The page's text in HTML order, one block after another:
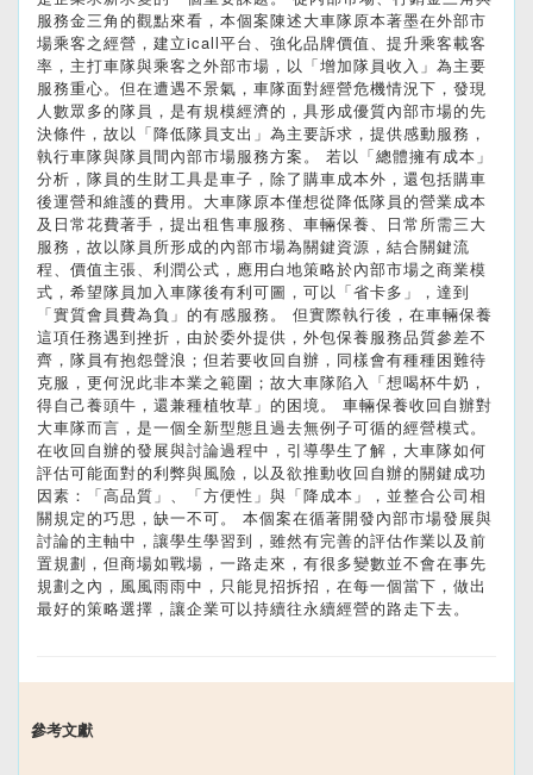
服務金三角的觀點來看，本個案陳述大車隊原本著墨在外部市
場乘客之經營，建立icall平台、強化品牌價值、提升乘客載客
率，主打車隊與乘客之外部市場，以「增加隊員收入」為主要
服務重心。但在遭遇不景氣，車隊面對經營危機情況下，發現
人數眾多的隊員，是有規模經濟的，具形成優質內部市場的先
決條件，故以「降低隊員支出」為主要訴求，提供感動服務，
執行車隊與隊員間內部市場服務方案。 若以「總體擁有成本」
分析，隊員的生財工具是車子，除了購車成本外，還包括購車
後運營和維護的費用。大車隊原本僅想從降低隊員的營業成本
及日常花費著手，提出租售車服務、車輛保養、日常所需三大
服務，故以隊員所形成的內部市場為關鍵資源，結合關鍵流
程、價值主張、利潤公式，應用白地策略於內部市場之商業模
式，希望隊員加入車隊後有利可圖，可以「省卡多」，達到
「實質會員費為負」的有感服務。 但實際執行後，在車輛保養
這項任務遇到挫折，由於委外提供，外包保養服務品質參差不
齊，隊員有抱怨聲浪；但若要收回自辦，同樣會有種種困難待
克服，更何況此非本業之範圍；故大車隊陷入「想喝杯牛奶，
得自己養頭牛，還兼種植牧草」的困境。 車輛保養收回自辦對
大車隊而言，是一個全新型態且過去無例子可循的經營模式。
在收回自辦的發展與討論過程中，引導學生了解，大車隊如何
評估可能面對的利弊與風險，以及欲推動收回自辦的關鍵成功
因素：「高品質」、「方便性」與「降成本」，並整合公司相
關規定的巧思，缺一不可。 本個案在循著開發內部市場發展與
討論的主軸中，讓學生學習到，雖然有完善的評估作業以及前
置規劃，但商場如戰場，一路走來，有很多變數並不會在事先
規劃之內，風風雨雨中，只能見招拆招，在每一個當下，做出
最好的策略選擇，讓企業可以持續往永續經營的路走下去。
參考文獻